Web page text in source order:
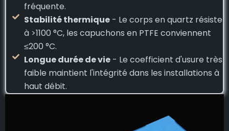
fréquente.
Stabilité thermique- Le corps en quartz résiste
à >1100 °C, les capuchons en PTFE conviennent
≤200 °C.
Longue durée de vie- Le coefficient d'usure très
faible maintient l'intégrité dans les installations à
haut débit.